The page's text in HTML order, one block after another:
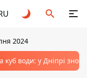
2024
куб води: у Дніпрі